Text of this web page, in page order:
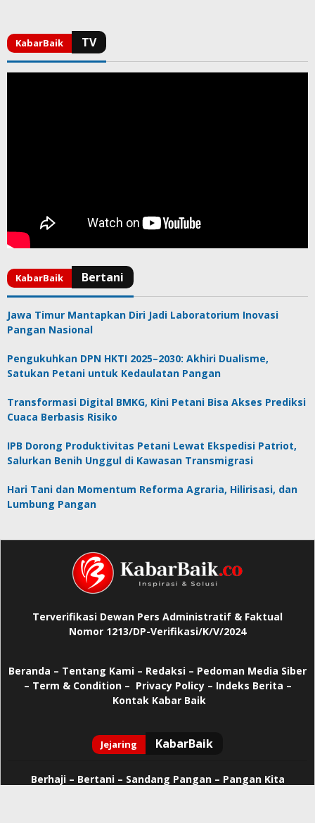
Jawa Timur Mantapkan Diri Jadi Laboratorium Inovasi
Pangan Nasional
Pengukuhkan DPN HKTI 2025–2030: Akhiri Dualisme,
Satukan Petani untuk Kedaulatan Pangan
Transformasi Digital BMKG, Kini Petani Bisa Akses Prediksi
Cuaca Berbasis Risiko
IPB Dorong Produktivitas Petani Lewat Ekspedisi Patriot,
Salurkan Benih Unggul di Kawasan Transmigrasi
Hari Tani dan Momentum Reforma Agraria, Hilirisasi, dan
Lumbung Pangan
Terverifikasi Dewan Pers Administratif & Faktual
Nomor 1213/DP-Verifikasi/K/V/2024
Beranda – Tentang Kami – Redaksi – Pedoman Media Siber
– Term & Condition – Privacy Policy– Indeks Berita –
Kontak Kabar Baik
Berhaji– Bertani – Sandang Pangan – Pangan Kita